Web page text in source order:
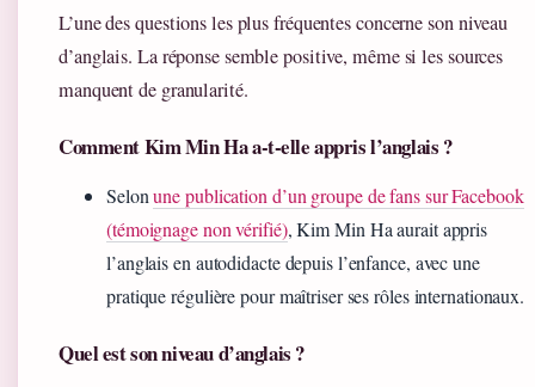
L’une des questions les plus fréquentes concerne son niveau
d’anglais. La réponse semble positive, même si les sources
manquent de granularité.
Comment Kim Min Ha a-t-elle appris l’anglais ?
Selonune publication d’un groupe de fans sur Facebook
(témoignage non vérifié), Kim Min Ha aurait appris
l’anglais en autodidacte depuis l’enfance, avec une
pratique régulière pour maîtriser ses rôles internationaux.
Quel est son niveau d’anglais ?